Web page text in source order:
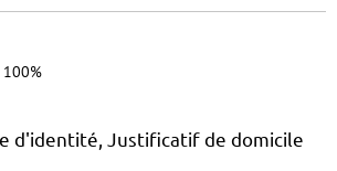
100%
d'identité, Justificatif de domicile